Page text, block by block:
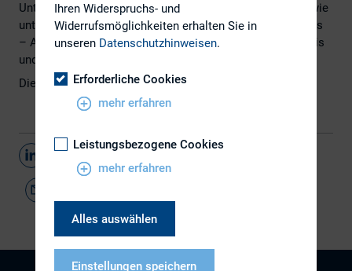
Unternehmens? Welche Fehler gilt es zu vermeiden und wie
unterscheiden sich die Gepflogenheiten innerhalb Europas
– Antworten auf diese Fragen hat eine Studie von Cometis
und dem Public Relations Global Network ermittelt.
Die Studie finden Siehier.
Teilen
Ihren Widerspruchs- und
Widerrufsmöglichkeiten erhalten Sie in
unseren Datenschutzhinweisen.
Erforderliche Cookies
mehr erfahren
Leistungsbezogene Cookies
mehr erfahren
Alles auswählen
Einstellungen speichern